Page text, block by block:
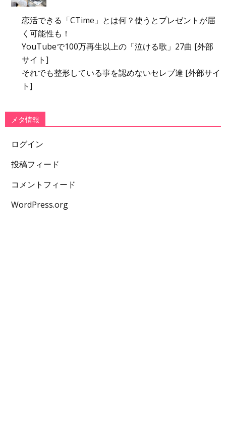
恋活できる「CTime」とは何？使うとプレゼントが届
く可能性も！
YouTubeで100万再生以上の「泣ける歌」27曲 [外部
サイト]
それでも整形している事を認めないセレブ達 [外部サイ
ト]
メタ情報
ログイン
投稿フィード
コメントフィード
WordPress.org